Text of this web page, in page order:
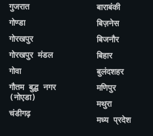
गुजरात
गोण्डा
गोरखपुर
गोरखपुर मंडल
गोवा
गौतम बुद्ध नगर
(नोएडा)
चंडीगढ़
बाराबंकी
बिज़नेस
बिजनौर
बिहार
बुलंदशहर
मणिपुर
मथुरा
मध्य प्रदेश